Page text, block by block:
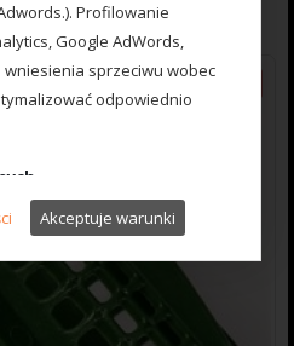
Profilowanie
Google AdWords,
wniesienia sprzeciwu wobec
odpowiednio
przechowywane przez
Akceptuje warunki